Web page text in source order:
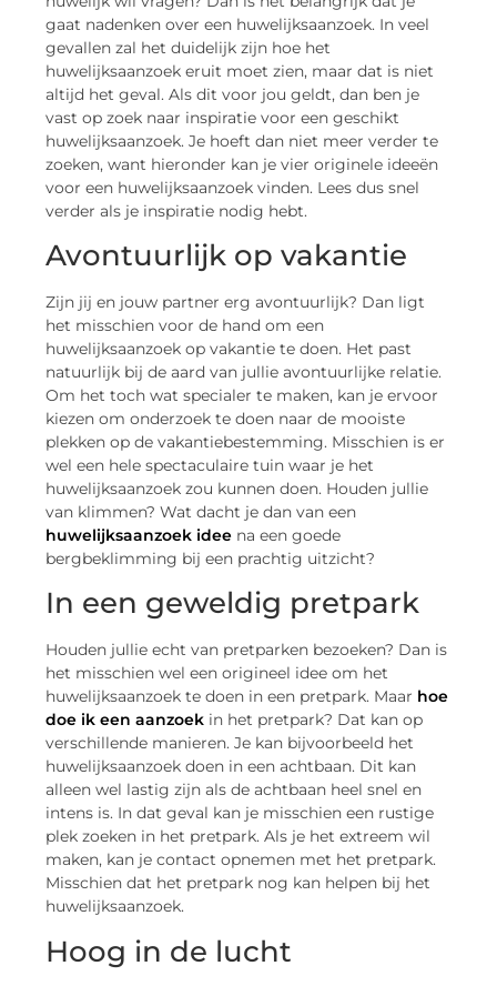
gaat nadenken over een huwelijksaanzoek. In veel
gevallen zal het duidelijk zijn hoe het
huwelijksaanzoek eruit moet zien, maar dat is niet
altijd het geval. Als dit voor jou geldt, dan ben je
vast op zoek naar inspiratie voor een geschikt
huwelijksaanzoek. Je hoeft dan niet meer verder te
zoeken, want hieronder kan je vier originele ideeën
voor een huwelijksaanzoek vinden. Lees dus snel
verder als je inspiratie nodig hebt.
Avontuurlijk op vakantie
Zijn jij en jouw partner erg avontuurlijk? Dan ligt
het misschien voor de hand om een
huwelijksaanzoek op vakantie te doen. Het past
natuurlijk bij de aard van jullie avontuurlijke relatie.
Om het toch wat specialer te maken, kan je ervoor
kiezen om onderzoek te doen naar de mooiste
plekken op de vakantiebestemming. Misschien is er
wel een hele spectaculaire tuin waar je het
huwelijksaanzoek zou kunnen doen. Houden jullie
van klimmen? Wat dacht je dan van een
huwelijksaanzoek idee na een goede
bergbeklimming bij een prachtig uitzicht?
In een geweldig pretpark
Houden jullie echt van pretparken bezoeken? Dan is
het misschien wel een origineel idee om het
huwelijksaanzoek te doen in een pretpark. Maar hoe
doe ik een aanzoek in het pretpark? Dat kan op
verschillende manieren. Je kan bijvoorbeeld het
huwelijksaanzoek doen in een achtbaan. Dit kan
alleen wel lastig zijn als de achtbaan heel snel en
intens is. In dat geval kan je misschien een rustige
plek zoeken in het pretpark. Als je het extreem wil
maken, kan je contact opnemen met het pretpark.
Misschien dat het pretpark nog kan helpen bij het
huwelijksaanzoek.
Hoog in de lucht